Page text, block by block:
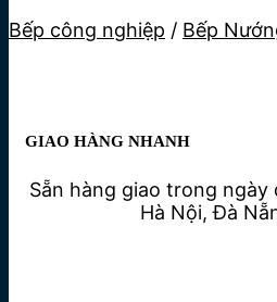
Bếp công nghiệp / Bếp
GIAO HÀNG NHANH
Sẵn hàng giao trong
Hà Nội, Đà